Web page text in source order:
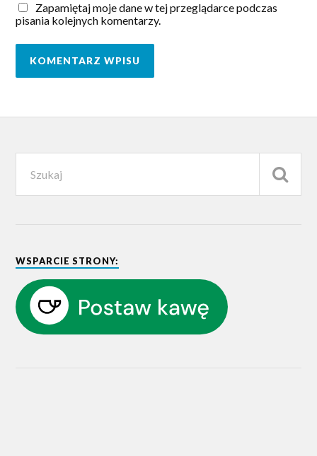
Zapamiętaj moje dane w tej przeglądarce podczas
pisania kolejnych komentarzy.
WSPARCIE STRONY: